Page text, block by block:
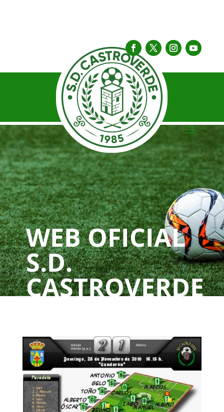
WEB OFICIAL
S.D.
CASTROVERDE